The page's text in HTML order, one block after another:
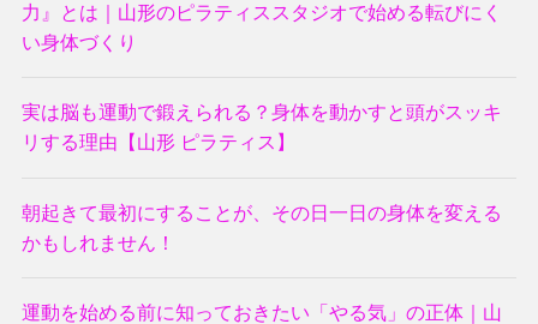
力』とは｜山形のピラティススタジオで始める転びにく
い身体づくり
実は脳も運動で鍛えられる？身体を動かすと頭がスッキ
リする理由【山形 ピラティス】
朝起きて最初にすることが、その日一日の身体を変える
かもしれません！
運動を始める前に知っておきたい「やる気」の正体｜山